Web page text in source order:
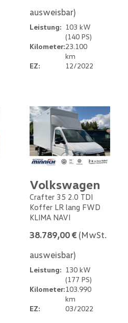
ausweisbar)
Leistung: 103 kW
(140 PS)
Kilometer:23.100
km
EZ:
12/2022
Volkswagen
Crafter 35 2.0 TDI
Koffer LR lang FWD
KLIMA NAVI
38.789,00 € (MwSt.
ausweisbar)
Leistung: 130 kW
(177 PS)
Kilometer:103.990
km
EZ:
03/2022